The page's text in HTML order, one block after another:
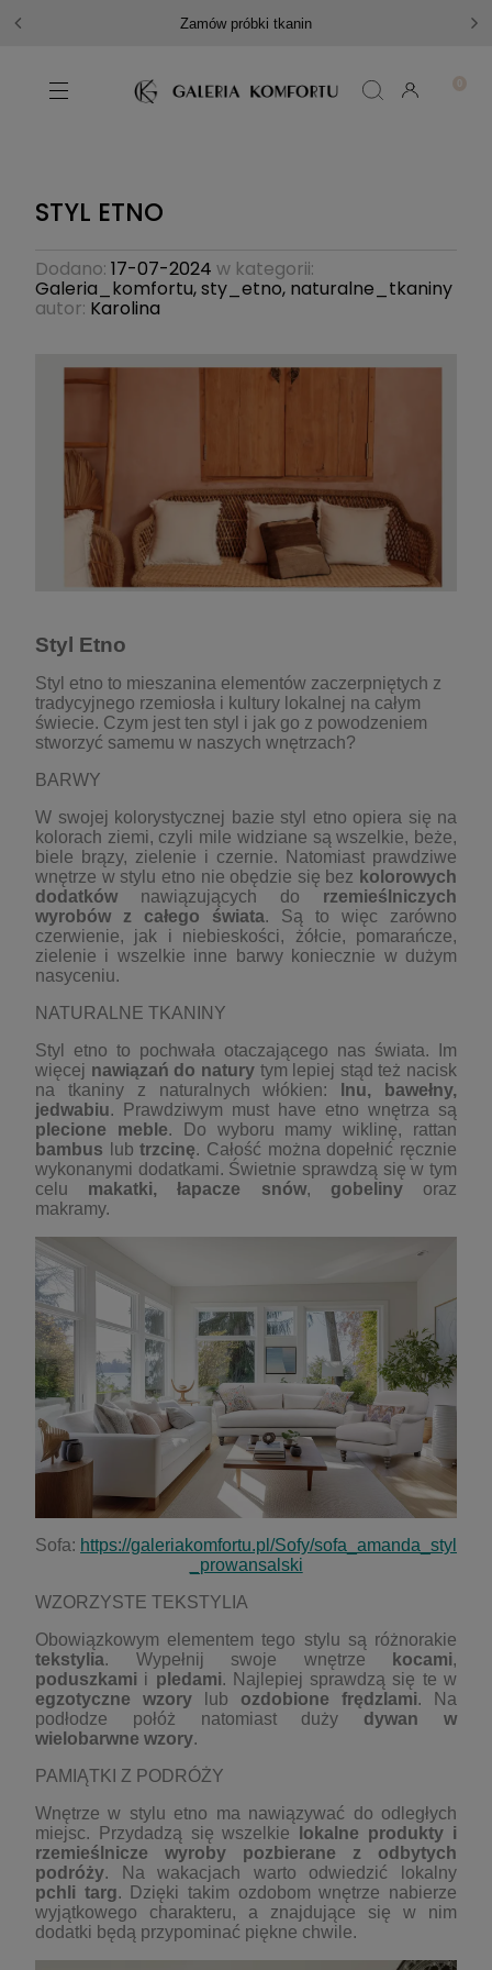
Zamów próbki tkanin
STYL ETNO
Dodano: 17-07-2024 w kategorii:
Galeria_komfortu,sty_etno, naturalne_tkaniny
autor: Karolina
Styl Etno
Styl etno to mieszanina elementów zaczerpniętych z
tradycyjnego rzemiosła i kultury lokalnej na całym
świecie. Czym jest ten styl i jak go z powodzeniem
stworzyć samemu w naszych wnętrzach?
BARWY
W swojej kolorystycznej bazie styl etno opiera się na
kolorach ziemi, czyli mile widziane są wszelkie, beże,
biele brązy, zielenie i czernie. Natomiast prawdziwe
wnętrze w stylu etno nie obędzie się bez kolorowych
dodatków nawiązujących do rzemieślniczych
wyrobów z całego
świata. Są to więc zarówno
czerwienie, jak i niebieskości, żółcie, pomarańcze,
zielenie i wszelkie inne barwy koniecznie w dużym
nasyceniu.
NATURALNE TKANINY
Styl etno to pochwała otaczającego nas świata. Im
więcej nawiązań do natury tym lepiej stąd też nacisk
na tkaniny z naturalnych włókien:
lnu, bawełny,
jedwabiu. Prawdziwym must have etno wnętrza są
plecione meble. Do wyboru mamy wiklinę, rattan
bambus lubtrzcinę. Całość można dopełnić ręcznie
wykonanymi dodatkami. Świetnie sprawdzą się w tym
celu makatki, łapacze snów, gobeliny oraz
makramy.
Sofa: https://galeriakomfortu.pl/Sofy/sofa_amanda_styl
_prowansalski
WZORZYSTE TEKSTYLIA
Obowiązkowym elementem tego stylu są różnorakie
tekstylia. Wypełnij swoje wnętrze kocami,
poduszkami i pledami. Najlepiej sprawdzą się te w
egzotyczne wzory
lub ozdobione frędzlami. Na
podłodze połóż natomiast duży dywan w
wielobarwne wzory.
PAMIĄTKI Z PODRÓŻY
Wnętrze w stylu etno ma nawiązywać do odległych
miejsc. Przydadzą się wszelkie
lokalne produkty i
rzemieślnicze wyroby pozbierane z odbytych
podróży. Na wakacjach warto odwiedzić lokalny
pchli targ. Dzięki takim ozdobom wnętrze nabierze
wyjątkowego charakteru, a znajdujące się w nim
dodatki będą przypominać piękne chwile.